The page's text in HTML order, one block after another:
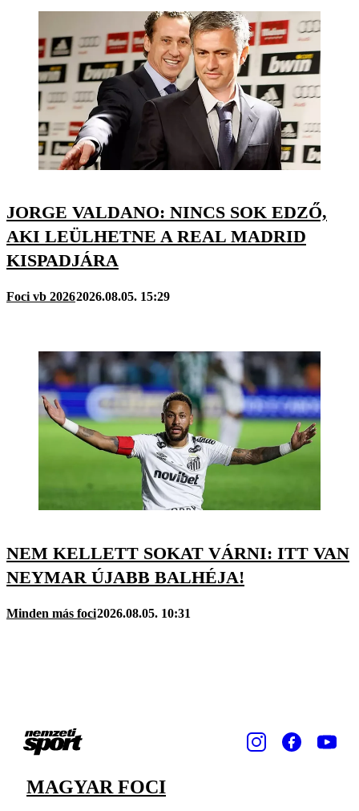
JORGE VALDANO: NINCS SOK EDZŐ,
AKI LEÜLHETNE A REAL MADRID
KISPADJÁRA
Foci vb 20262026.08.05. 15:29
NEM KELLETT SOKAT VÁRNI: ITT VAN
NEYMAR ÚJABB BALHÉJA!
Minden más foci2026.08.05. 10:31
MAGYAR FOCI